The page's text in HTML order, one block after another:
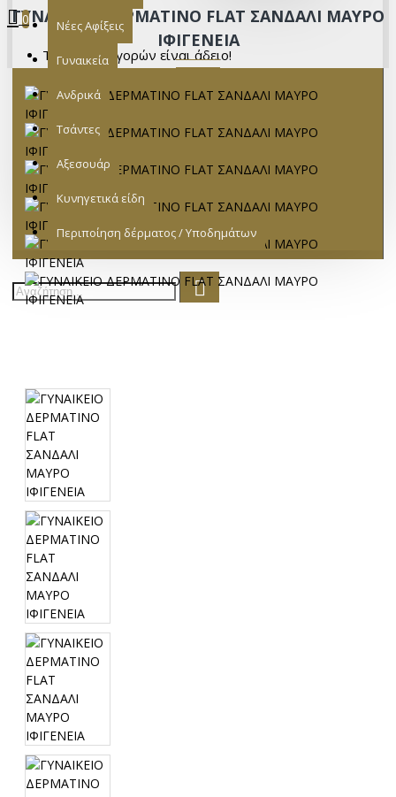
0
Το καλάθι αγορών είναι άδειο!
Νέες Αφίξεις
Γυναικεία
Ανδρικά
Τσάντες
Αξεσουάρ
Κυνηγετικά είδη
Περιποίηση δέρματος / Υποδημάτων
ΓΥΝΑΙΚΕΙΟ ΔΕΡΜΑΤΙΝΟ FLAT ΣΑΝΔΑΛΙ ΜΑΥΡΟ
ΙΦΙΓΕΝΕΙΑ